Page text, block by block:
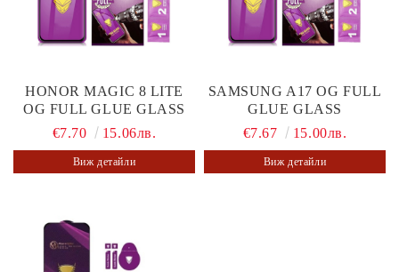
HONOR MAGIC 8 LITE
OG FULL GLUE GLASS
€7.70
15.06лв.
Виж детайли
SAMSUNG A17 OG FULL
GLUE GLASS
€7.67
15.00лв.
Виж детайли